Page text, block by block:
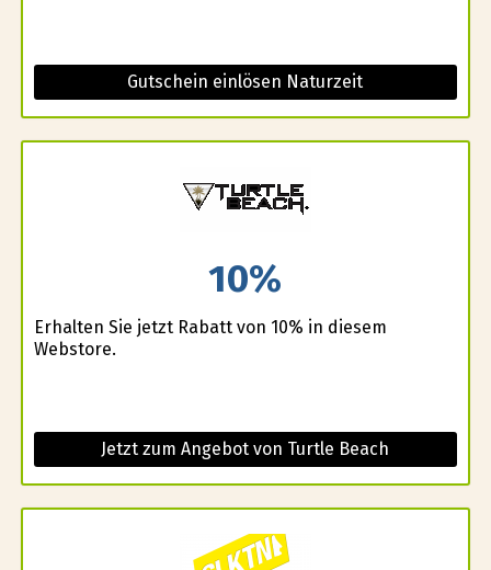
Gutschein einlösen Naturzeit
10%
Erhalten Sie jetzt Rabatt von 10% in diesem
Webstore.
Jetzt zum Angebot von Turtle Beach